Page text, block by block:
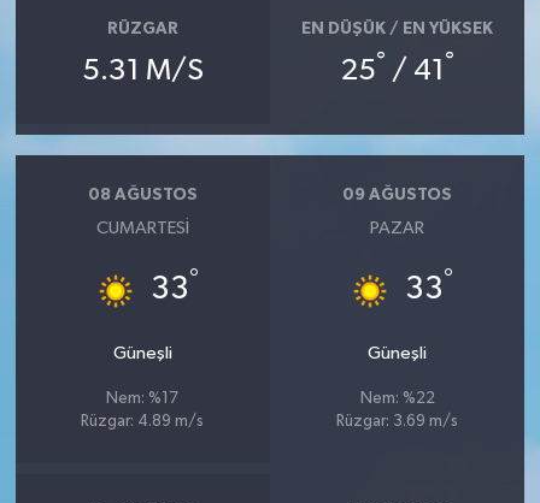
RÜZGAR
5.31 M/S
EN DÜŞÜK / EN YÜKSEK
25° / 41 °
08 AĞUSTOS
CUMARTESI
33°
Güneşli
Nem: %17
Rüzgar: 4.89 m/s
09 AĞUSTOS
PAZAR
33°
Güneşli
Nem: %22
Rüzgar: 3.69 m/s